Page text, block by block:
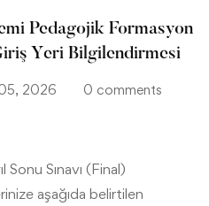
Pedagojik Formasyon
Yeri Bilgilendirmesi
2026 0 comments
Sınavı (Final)
aşağıda belirtilen